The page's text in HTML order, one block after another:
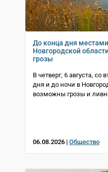
До конца дня
Новгородской
грозы
В четверг, 6 августа, со
дня и до ночи в
возможны грозы и
06.08.2026 | Общество